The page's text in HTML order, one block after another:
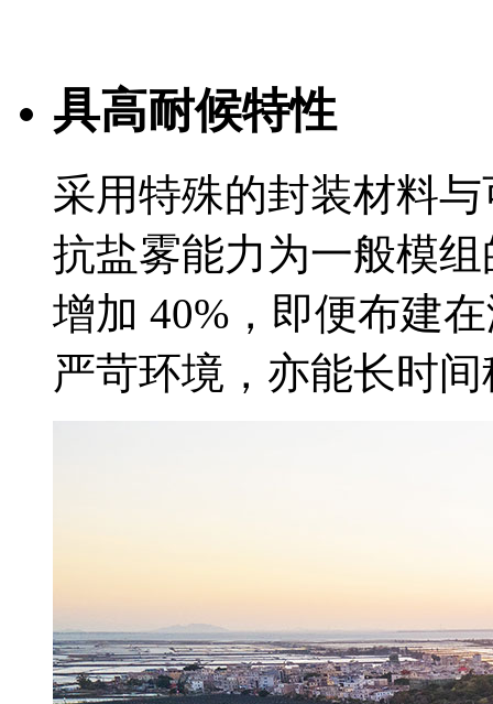
具高耐候特性
采用特殊的封装材料
抗盐雾能力为一般模
增加 40%，即便布建
严苛环境，亦能长时